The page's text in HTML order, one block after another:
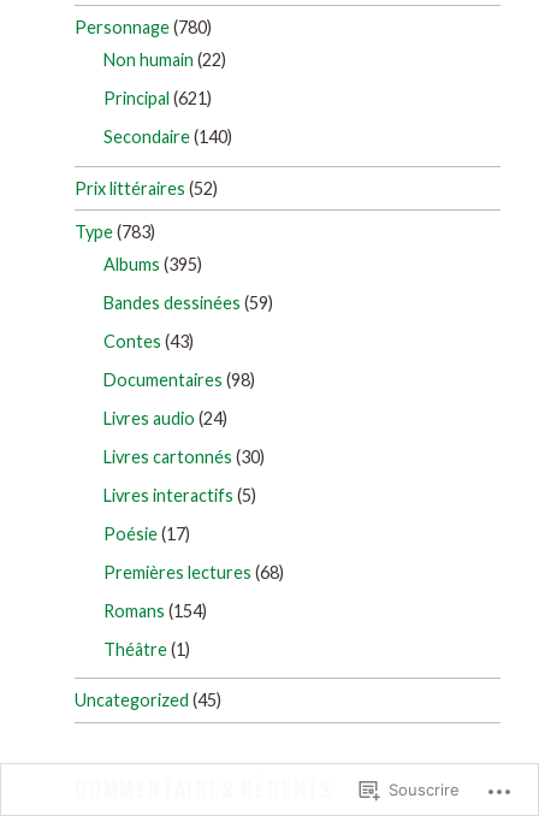
Personnage(780)
Non humain (22)
Principal (621)
Secondaire(140)
Prix littéraires (52)
Type(783)
Albums (395)
Bandes dessinées (59)
Contes (43)
Documentaires (98)
Livres audio (24)
Livres cartonnés (30)
Livres interactifs (5)
Poésie(17)
Premières lectures (68)
Romans (154)
Théâtre(1)
Uncategorized (45)
Souscrire